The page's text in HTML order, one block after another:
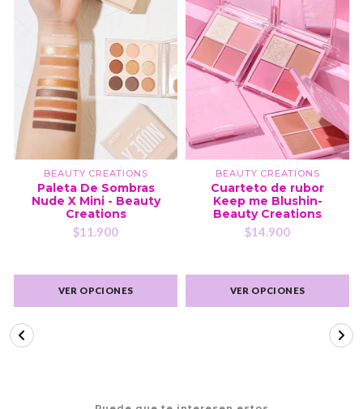
BEAUTY CREATIONS
Paleta De Sombras
Nude X Mini - Beauty
Creations
$11.900
VER OPCIONES
BEAUTY CREATIONS
Cuarteto de rubor
Keep me Blushin-
Beauty Creations
$14.900
VER OPCIONES